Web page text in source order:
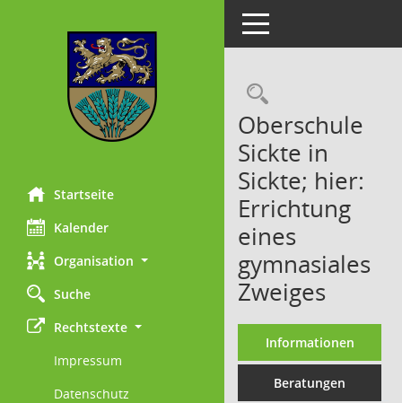
Startseite
Kalender
Organisation
Suche
Rechtstexte
Impressum
Datenschutz
Toggle navigation
Oberschule
Sickte in
Sickte; hier:
Errichtung
eines
gymnasiales
Zweiges
Informationen
Beratungen